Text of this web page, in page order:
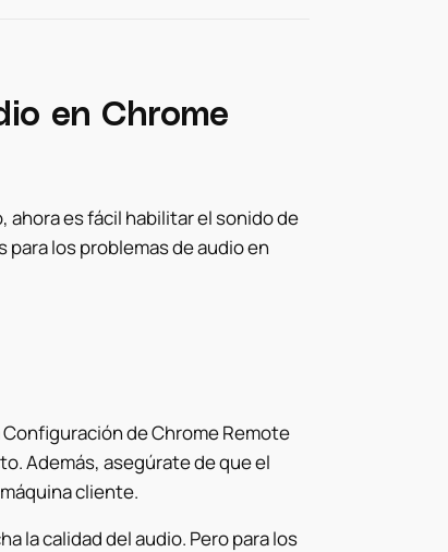
en Chrome
ahora es fácil habilitar el sonido de
los problemas de audio en
de Chrome Remote
Además, asegúrate de que el
cliente.
la calidad del audio. Pero para los